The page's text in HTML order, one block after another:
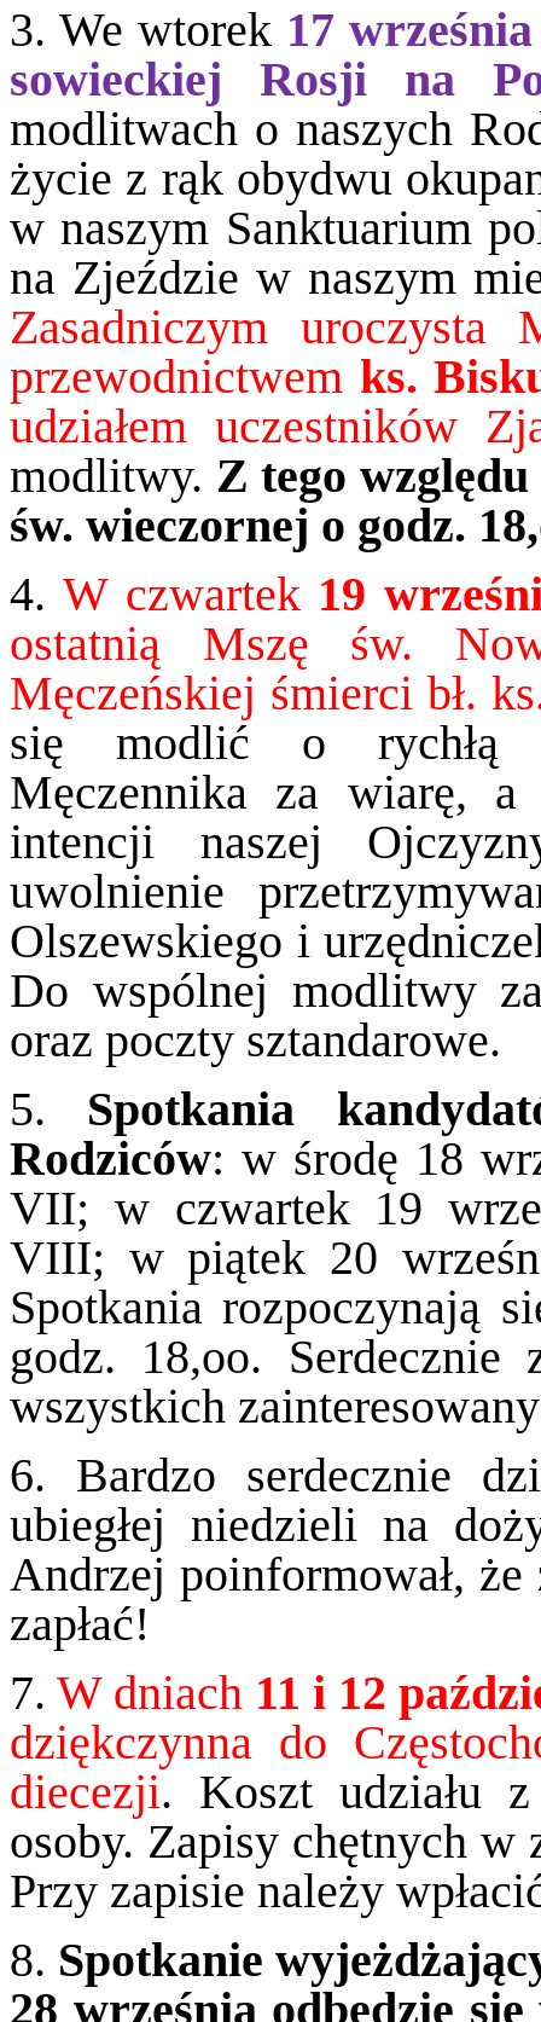
3. We wtorek 17
sowieckiej Rosji na
modlitwach o naszych
życie z rąk obydwu
w naszym Sanktuarium
na Zjeździe w naszym
Zasadniczym uroczysta
przewodnictwem ks.
udziałem uczestników
modlitwy. Z tego
św. wieczornej o godz.
4. W czwartek 19
ostatnią Mszę św.
Męczeńskiej śmierci bł.
się modlić o rychłą
Męczennika za wiarę,
intencji naszej
uwolnienie
Olszewskiego i
Do wspólnej modlitwy
oraz poczty sztandarowe.
5. Spotkania
Rodziców: w środę 18
VII; w czwartek 19
VIII; w piątek 20
Spotkania rozpoczynają
godz. 18,oo. Serdecznie
wszystkich
6. Bardzo serdecznie
ubiegłej niedzieli na
Andrzej poinformował, że
zapłać!
7. W dniach 11 i 12
dziękczynna do
diecezji. Koszt udziału
osoby. Zapisy chętnych
Przy zapisie należy
8. Spotkanie
28 września odbędzie